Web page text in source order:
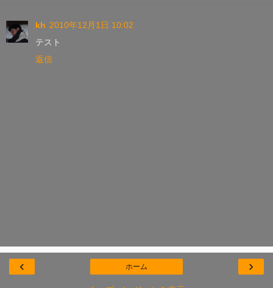
kh 2010年12月1日 10:02
テスト
返信
‹ ›
ホーム